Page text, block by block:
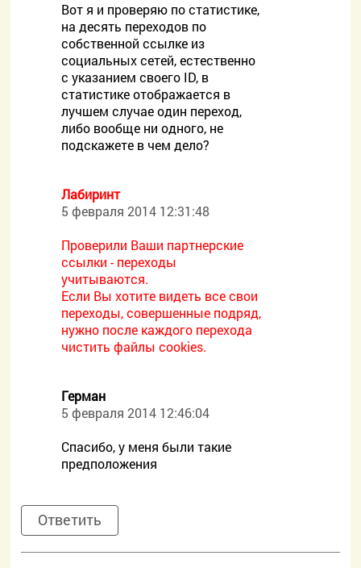
Вот я и проверяю по статистике,
на десять переходов по
собственной ссылке из
социальных сетей, естественно
с указанием своего ID, в
статистике отображается в
лучшем случае один переход,
либо вообще ни одного, не
подскажете в чем дело?
Лабиринт
5 февраля 2014 12:31:48
Проверили Ваши партнерские
ссылки - переходы
учитываются.
Если Вы хотите видеть все свои
переходы, совершенные подряд,
нужно после каждого перехода
чистить файлы cookies.
Герман
5 февраля 2014 12:46:04
Спасибо, у меня были такие
предположения
Ответить